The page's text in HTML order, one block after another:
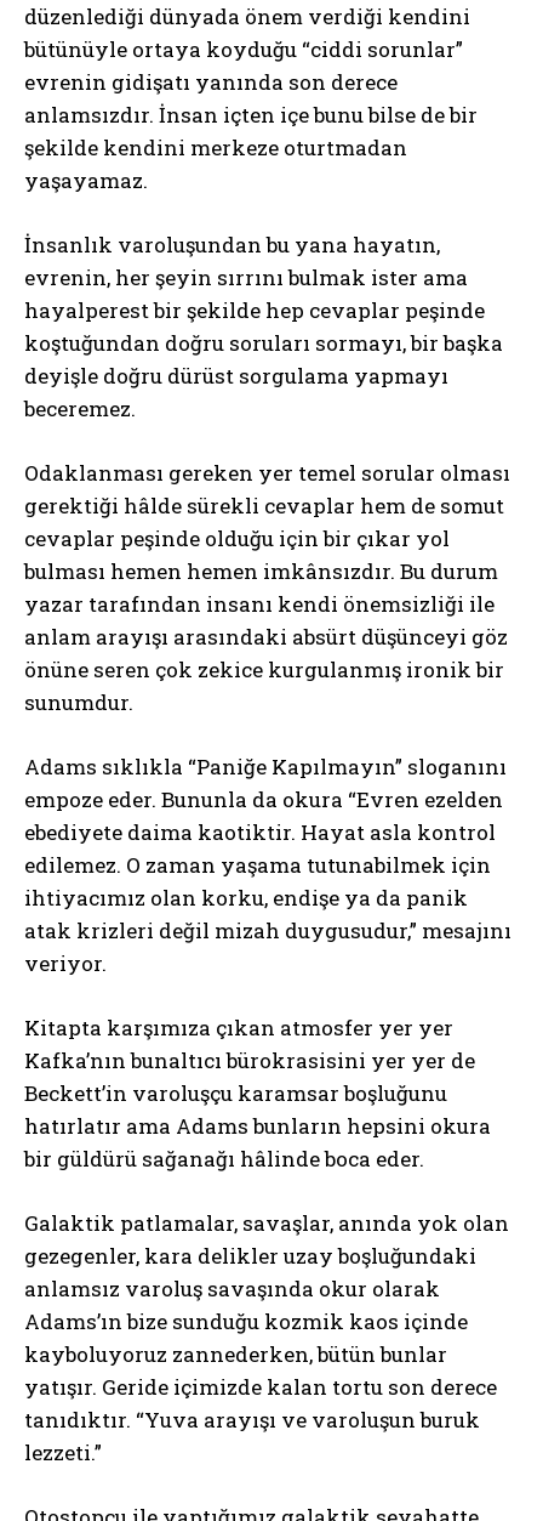
düzenlediği dünyada önem verdiği kendini
bütünüyle ortaya koyduğu “ciddi sorunlar”
evrenin gidişatı yanında son derece
anlamsızdır. İnsan içten içe bunu bilse de bir
şekilde kendini merkeze oturtmadan
yaşayamaz.
İnsanlık varoluşundan bu yana hayatın,
evrenin, her şeyin sırrını bulmak ister ama
hayalperest bir şekilde hep cevaplar peşinde
koştuğundan doğru soruları sormayı, bir başka
deyişle doğru dürüst sorgulama yapmayı
beceremez.
Odaklanması gereken yer temel sorular olması
gerektiği hâlde sürekli cevaplar hem de somut
cevaplar peşinde olduğu için bir çıkar yol
bulması hemen hemen imkânsızdır. Bu durum
yazar tarafından insanı kendi önemsizliği ile
anlam arayışı arasındaki absürt düşünceyi göz
önüne seren çok zekice kurgulanmış ironik bir
sunumdur.
Adams sıklıkla “Paniğe Kapılmayın” sloganını
empoze eder. Bununla da okura “Evren ezelden
ebediyete daima kaotiktir. Hayat asla kontrol
edilemez. O zaman yaşama tutunabilmek için
ihtiyacımız olan korku, endişe ya da panik
atak krizleri değil mizah duygusudur,” mesajını
veriyor.
Kitapta karşımıza çıkan atmosfer yer yer
Kafka’nın bunaltıcı bürokrasisini yer yer de
Beckett’in varoluşçu karamsar boşluğunu
hatırlatır ama Adams bunların hepsini okura
bir güldürü sağanağı hâlinde boca eder.
Galaktik patlamalar, savaşlar, anında yok olan
gezegenler, kara delikler uzay boşluğundaki
anlamsız varoluş savaşında okur olarak
Adams’ın bize sunduğu kozmik kaos içinde
kayboluyoruz zannederken, bütün bunlar
yatışır. Geride içimizde kalan tortu son derece
tanıdıktır. “Yuva arayışı ve varoluşun buruk
lezzeti.”